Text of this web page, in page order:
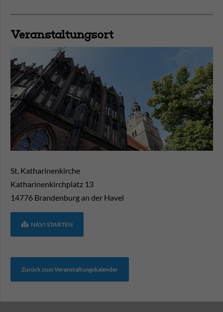
Veranstaltungsort
St. Katharinenkirche
Katharinenkirchplatz 13
14776 Brandenburg an der Havel
NAVI STARTEN
Zurück zum Veranstaltungskalender